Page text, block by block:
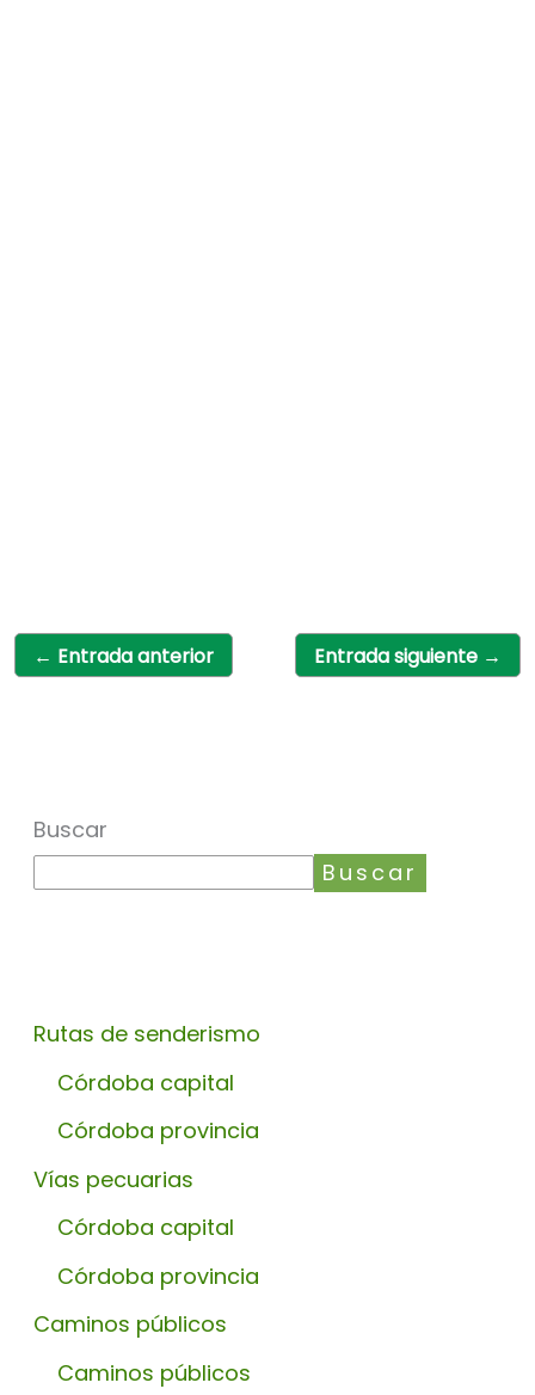
← Entrada anterior Entrada siguiente →
Buscar
Buscar
Rutas de senderismo
Córdoba capital
Córdoba provincia
Vías pecuarias
Córdoba capital
Córdoba provincia
Caminos públicos
Caminos públicos